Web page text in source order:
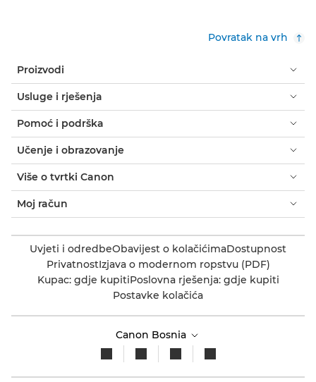
Povratak na vrh
Proizvodi
Usluge i rješenja
Pomoć i podrška
Učenje i obrazovanje
Više o tvrtki Canon
Moj račun
Uvjeti i odredbeObavijest o kolačićimaDostupnost
PrivatnostIzjava o modernom ropstvu (PDF)
Kupac: gdje kupitiPoslovna rješenja: gdje kupiti
Postavke kolačića
Canon Bosnia